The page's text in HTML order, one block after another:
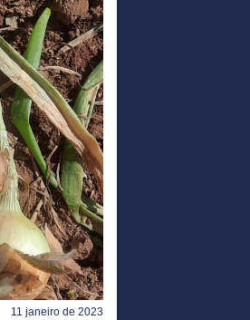
11 janeiro de 2023